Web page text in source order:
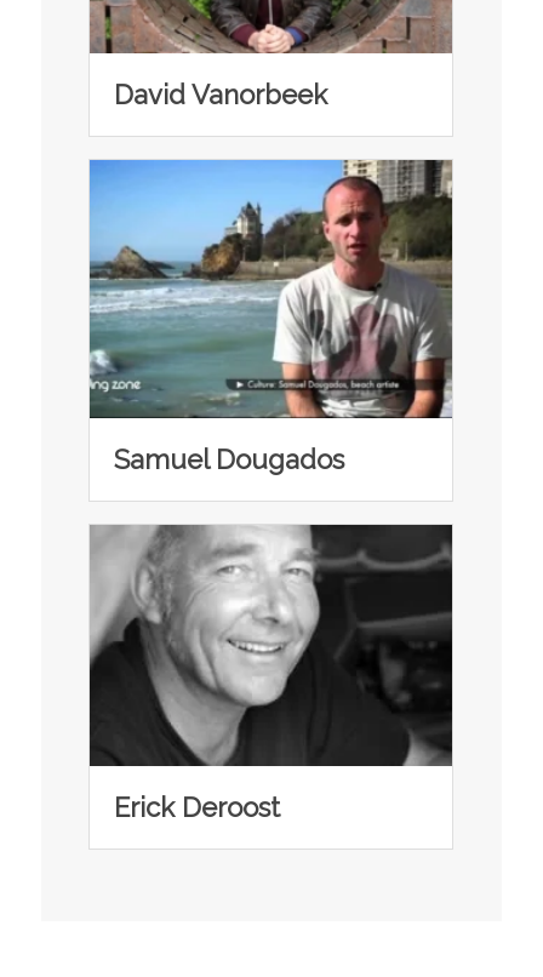
David Vanorbeek
Samuel Dougados
Erick Deroost